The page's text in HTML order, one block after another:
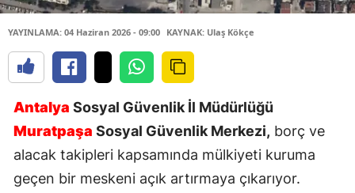
YAYINLAMA: 04 Haziran 2026 - 09:00 KAYNAK: Ulaş Kökçe
Antalya Sosyal Güvenlik İl Müdürlüğü
Muratpaşa Sosyal Güvenlik Merkezi, borç ve
alacak takipleri kapsamında mülkiyeti kuruma
geçen bir meskeni açık artırmaya çıkarıyor.